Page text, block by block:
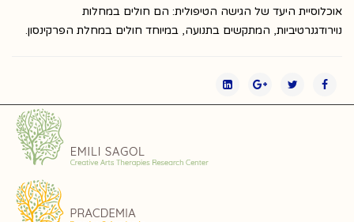
אוכלוסיית היעד של הגישה הטיפולית: הם חולים במחלות
נוירודגנרטיביות, המתקשים בתנועה, במיוחד חולים במחלת הפרקינסון.